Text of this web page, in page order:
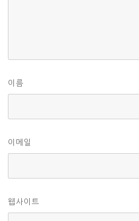
이름
이메일
웹사이트